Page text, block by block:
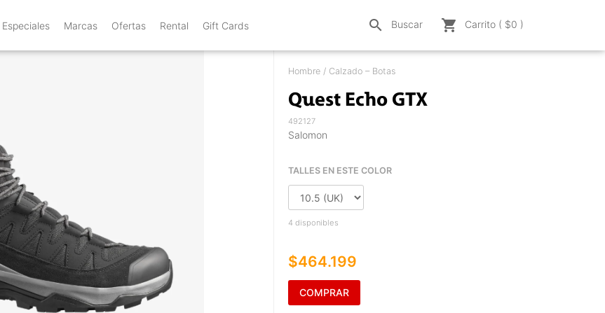
Especiales Marcas Ofertas Rental Gift Cards search Buscar shopping_cart Carrito ( $0 )
Hombre / Calzado – Botas
Quest Echo GTX
492127
Salomon
TALLES EN ESTE COLOR
4 disponibles
$464.199
COMPRAR